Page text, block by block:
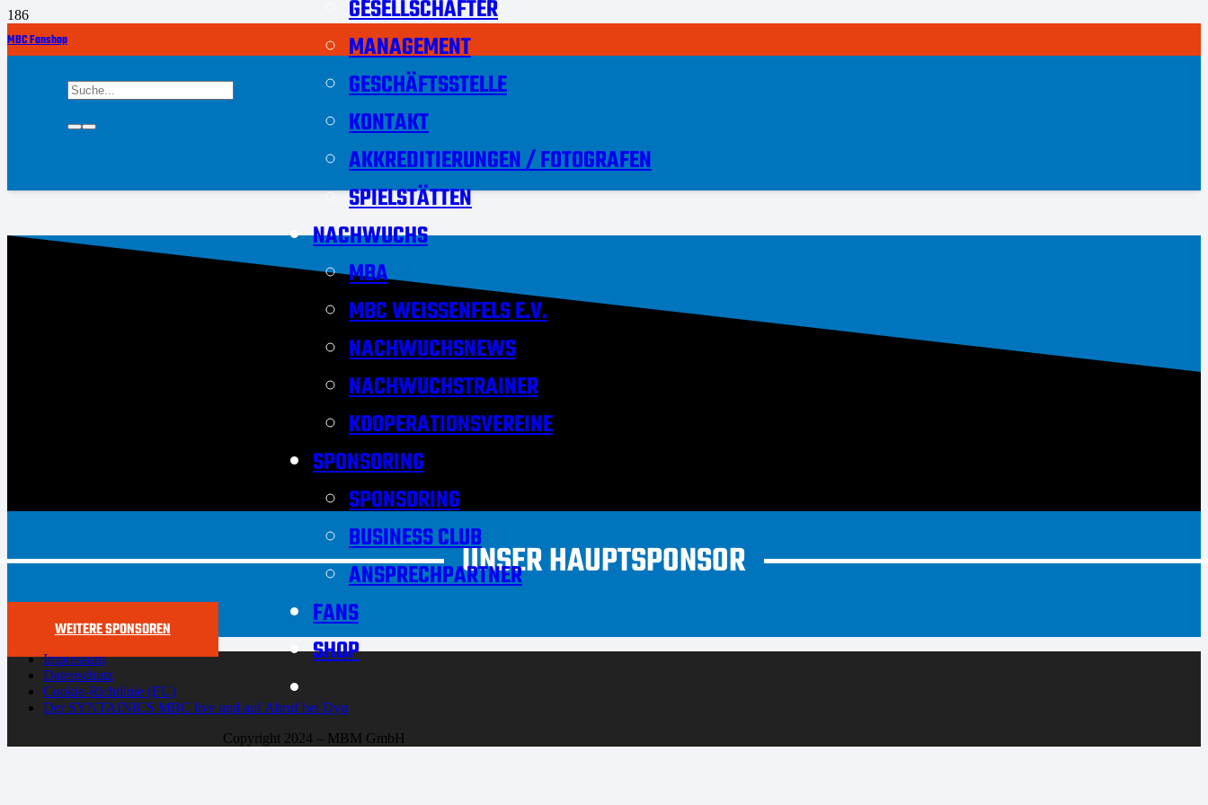
MBC Fanshop
GESELLSCHAFTER
MANAGEMENT
GESCHÄFTSSTELLE
KONTAKT
AKKREDITIERUNGEN / FOTOGRAFEN
SPIELSTÄTTEN
NACHWUCHS
MBA
MBC WEISSENFELS E.V.
NACHWUCHSNEWS
NACHWUCHSTRAINER
KOOPERATIONSVEREINE
SPONSORING
SPONSORING
BUSINESS CLUB
ANSPRECHPARTNER
FANS
SHOP
UNSER HAUPTSPONSOR
WEITERE SPONSOREN
Impressum
Datenschutz
Cookie-Richtlinie (EU)
Der SYNTAINICS MBC live und auf Abruf bei Dyn
Copyright 2024 – MBM GmbH